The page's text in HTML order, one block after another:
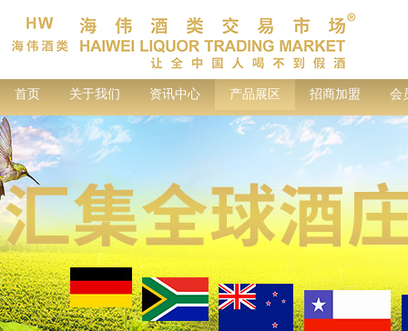
首页 关于我们 资讯中心 产品展区 招商加盟 会